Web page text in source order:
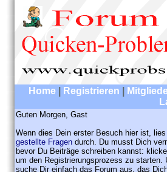
Home Registrieren
Guten Morgen, Gast
Wenn dies Dein erster Besuch hier ist,
gestellte Fragen durch. Du musst Dich
bevor Du Beiträge schreiben kannst:
um den Registrierungsprozess zu starten.
suche Dir einfach das Forum aus, das